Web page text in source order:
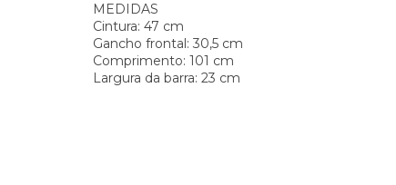
MEDIDAS
Cintura: 47 cm
Gancho frontal: 30,5 cm
Comprimento: 101 cm
Largura da barra: 23 cm